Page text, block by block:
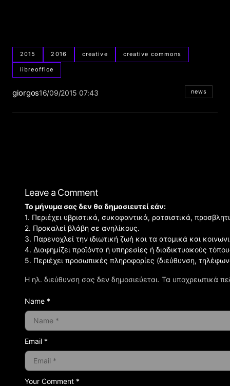
2015 2016 creative creative commons
libreoffice
giorgos16/09/2015 07:43 news
Leave a Comment
Η ηλ. διεύθυνση σας δεν δημοσιεύεται. Τα υποχρεωτικά
Your Comment *
Το μήνυμα σας δεν θα δημοσιευτεί εάν:
1. Περιέχει υβριστικά, συκοφαντικά, ρατσιστικά,
2. Προκαλεί βλάβη σε ανηλίκους.
3. Παρενοχλεί την ιδιωτική ζωή και τα ατομικά και
4. Διαφημίζει προϊόντα ή υπηρεσίες ή διαδικτυακούς
5. Περιέχει προσωπικές πληροφορίες (διεύθυνση,
Name *
Email *